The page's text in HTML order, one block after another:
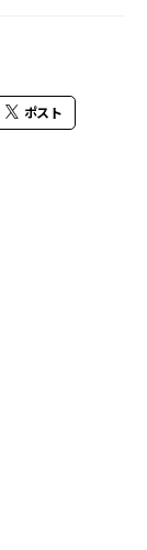
ポスト